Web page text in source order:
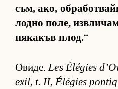
съм, ако,
лодно по­ле,
ня­ка­къв плод.“
Ови­де.Les Élégies
exil, t. II, Élégies